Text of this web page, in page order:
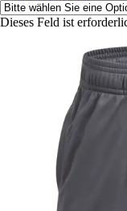
Dieses Feld ist